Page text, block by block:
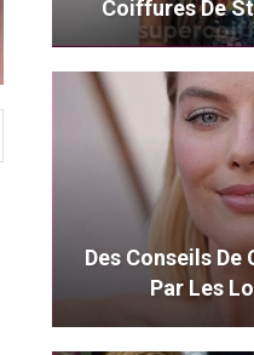
Coiffures De
Des Conseils
Par Les